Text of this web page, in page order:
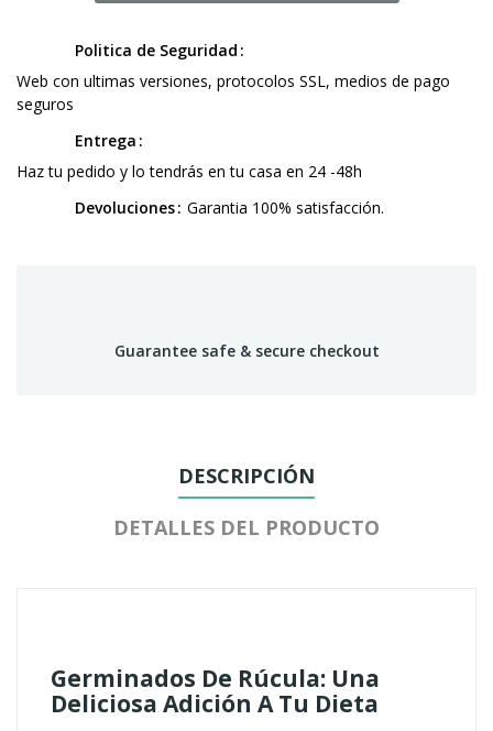
Politica de Seguridad
Web con ultimas versiones, protocolos SSL, medios de pago
seguros
Entrega
Haz tu pedido y lo tendrás en tu casa en 24 -48h
Devoluciones Garantia 100% satisfacción.
Guarantee safe & secure checkout
DESCRIPCIÓN
DETALLES DEL PRODUCTO
Germinados De Rúcula: Una
Deliciosa Adición A Tu Dieta